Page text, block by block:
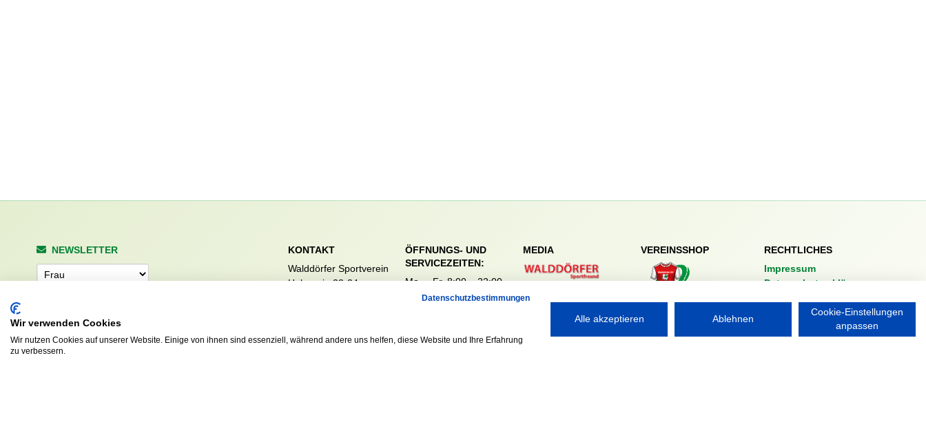
NEWSLETTER
Anrede
KONTAKT
Walddörfer Sportverein
Halenreie 32-34
sv.de
ÖFFNUNGS- UND
SERVICEZEITEN:
Mo. – Fr. 8:00 – 22:00
MEDIA VEREINSSHOP
RECHTLICHES
Impressum
Datenschutzerklärung
Datenschutzbestimmungen
Wir verwenden Cookies
Wir nutzen Cookies auf unserer Website. Einige von ihnen sind essenziell, während andere uns helfen, diese Website und Ihre Erfahrung
zu verbessern.
Alle akzeptieren Ablehnen
Cookie-Einstellungen
anpassen